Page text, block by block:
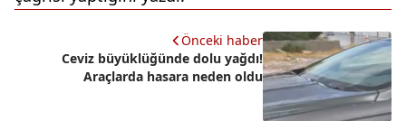
Önceki haber
Ceviz büyüklüğünde dolu yağdı!
Araçlarda hasara neden oldu